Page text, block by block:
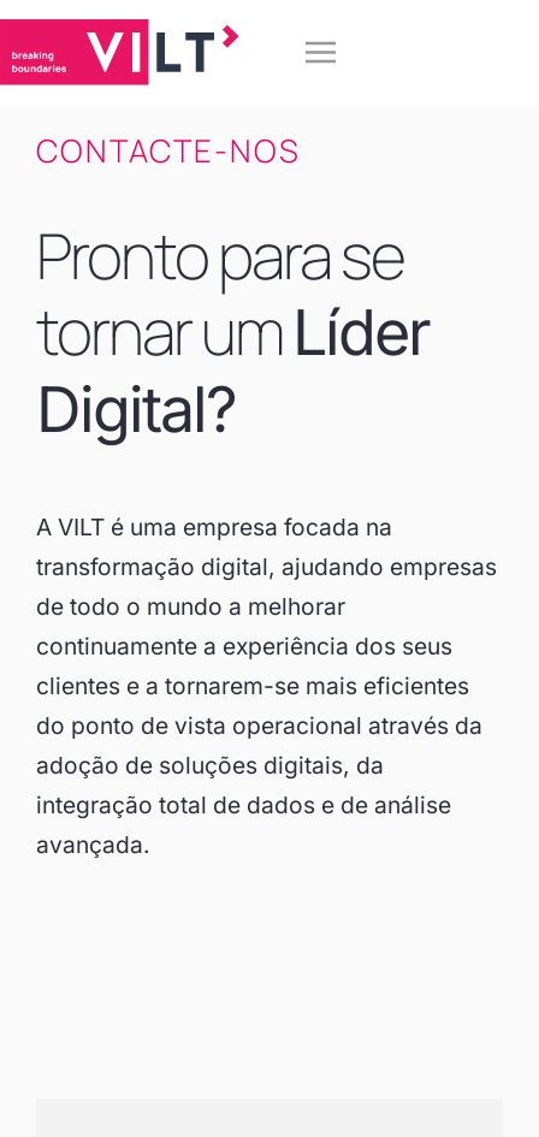
CONTACTE-NOS
Pronto para se
tornar umLíder
Digital?
A VILT é uma empresa focada na
transformação digital, ajudando empresas
de todo o mundo a melhorar
continuamente a experiência dos seus
clientes e a tornarem-se mais eficientes
do ponto de vista operacional através da
adoção de soluções digitais, da
integração total de dados e de análise
avançada.